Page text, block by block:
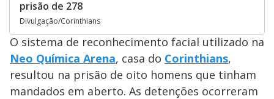
prisão de 278
Divulgação/Corinthians
O sistema de reconhecimento facial utilizado na
Neo Química Arena, casa do Corinthians,
resultou na prisão de oito homens que tinham
mandados em aberto. As detenções ocorreram